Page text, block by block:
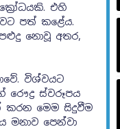
එහි
පත් කළේය.
නොවූ අතර,
විශ්වයට
රෞද්‍ර ස්වරූපය
කරන මෙම සිදුවීම
පෙන්වා